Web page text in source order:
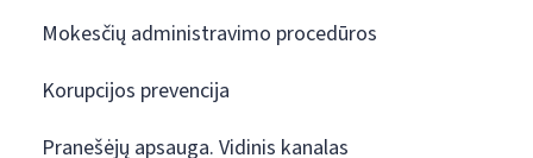
Mokesčių administravimo procedūros
Korupcijos prevencija
Pranešėjų apsauga. Vidinis kanalas